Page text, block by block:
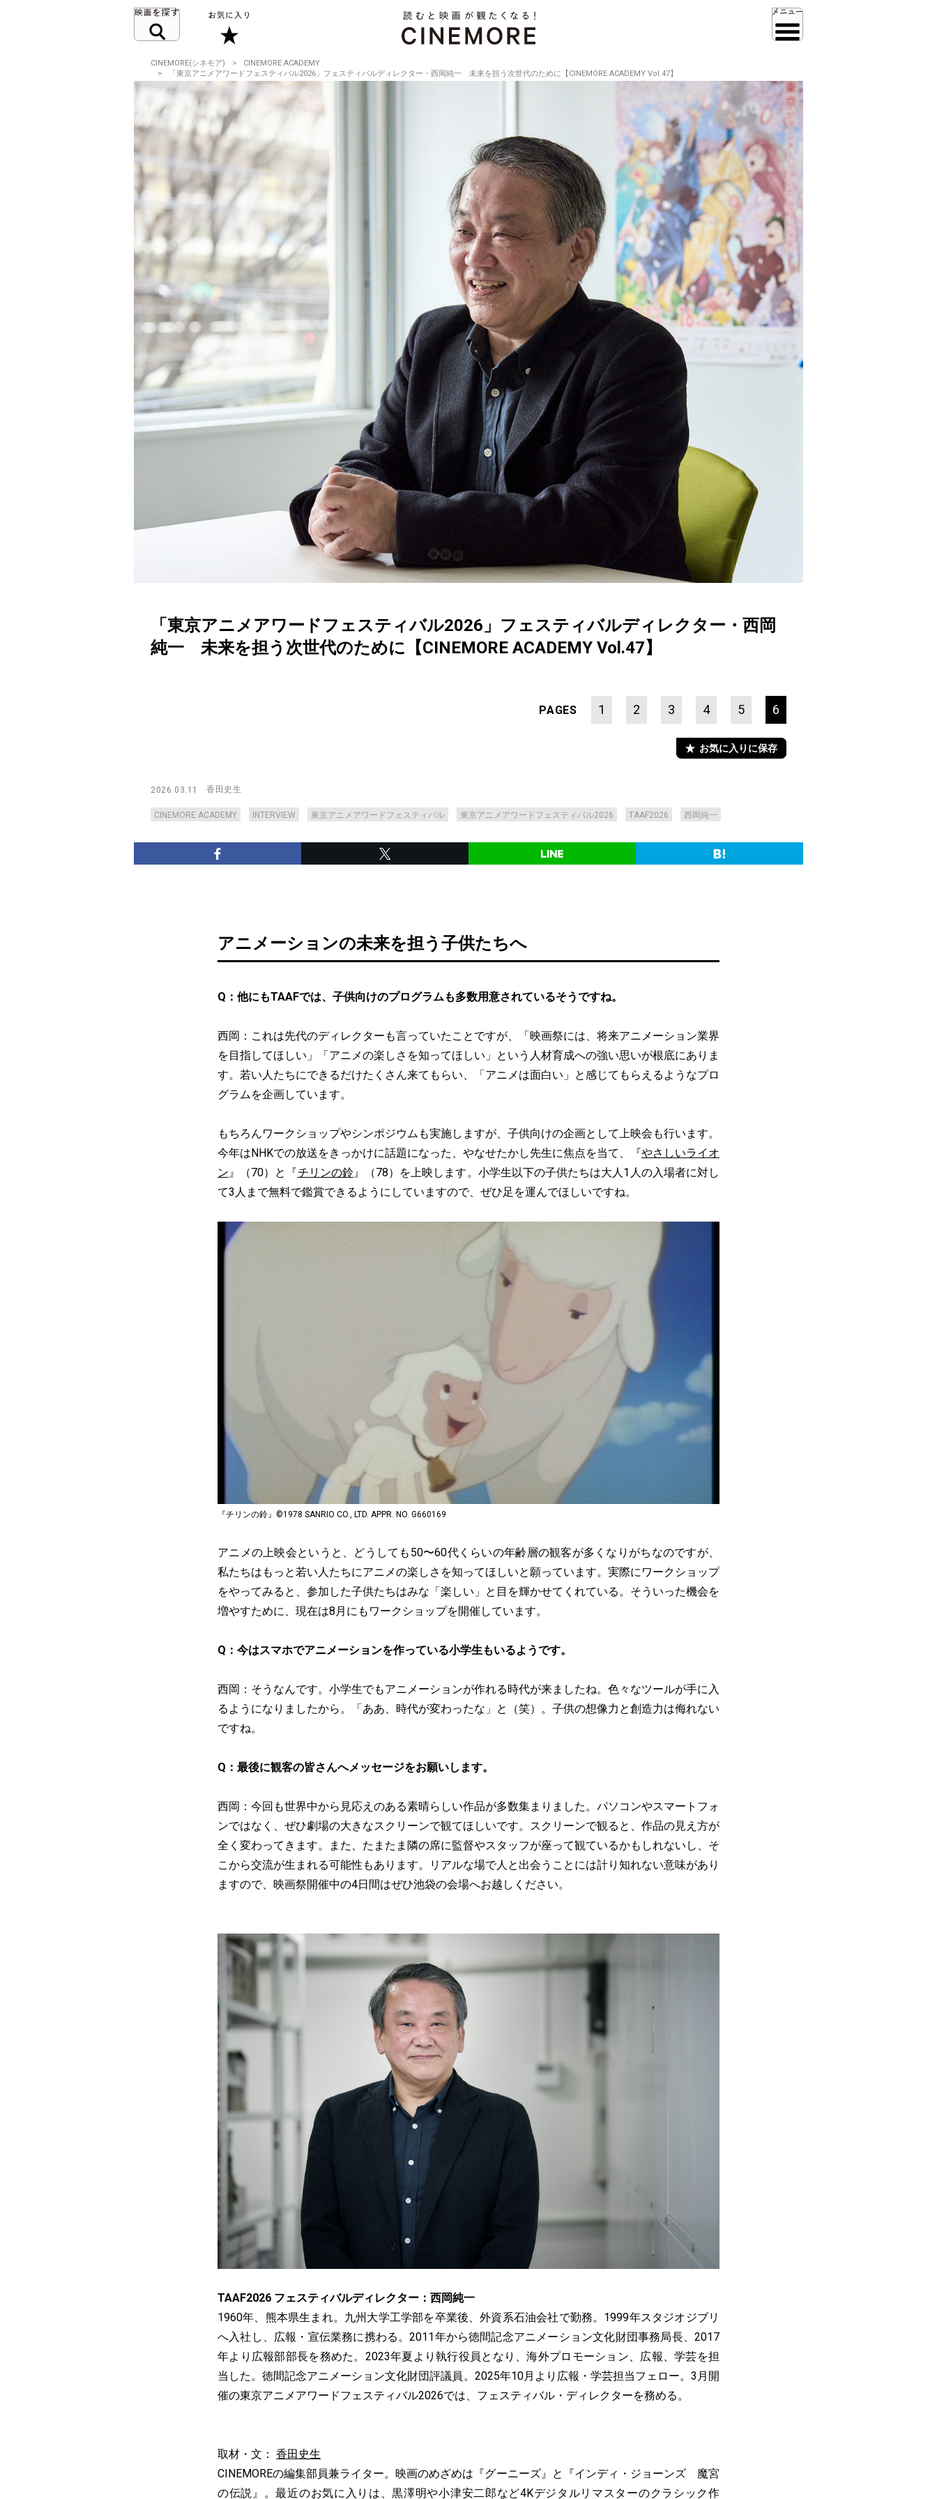
CINEMORE(シネモア)
CINEMORE ACADEMY
「東京アニメアワードフェスティバル2026」フェスティバルディレクター・西岡純一 未来を担う次世代のために【CINEMORE ACADEMY Vol.47】
「東京アニメアワードフェスティバル2026」フェスティバルディレクター・西岡
純一 未来を担う次世代のために【CINEMORE ACADEMY Vol.47】
PAGES 1 2 3 4 5 6
お気に入りに保存
2026.03.11 香田史生
CINEMORE ACADEMY INTERVIEW 東京アニメアワードフェスティバル 東京アニメアワードフェスティバル2026 TAAF2026 西岡純一
アニメーションの未来を担う子供たちへ
Q：他にもTAAFでは、子供向けのプログラムも多数用意されているそうですね。
西岡：これは先代のディレクターも言っていたことですが、「映画祭には、将来アニメーション業界
を目指してほしい」「アニメの楽しさを知ってほしい」という人材育成への強い思いが根底にありま
す。若い人たちにできるだけたくさん来てもらい、「アニメは面白い」と感じてもらえるようなプロ
グラムを企画しています。
もちろんワークショップやシンポジウムも実施しますが、子供向けの企画として上映会も行います。
今年はNHKでの放送をきっかけに話題になった、やなせたかし先生に焦点を当て、『やさしいライオ
ン』（70）と『チリンの鈴』（78）を上映します。小学生以下の子供たちは大人1人の入場者に対し
て3人まで無料で鑑賞できるようにしていますので、ぜひ足を運んでほしいですね。
『チリンの鈴』©︎1978 SANRIO CO., LTD. APPR. NO. G660169
アニメの上映会というと、どうしても50〜60代くらいの年齢層の観客が多くなりがちなのですが、
私たちはもっと若い人たちにアニメの楽しさを知ってほしいと願っています。実際にワークショップ
をやってみると、参加した子供たちはみな「楽しい」と目を輝かせてくれている。そういった機会を
増やすために、現在は8月にもワークショップを開催しています。
Q：今はスマホでアニメーションを作っている小学生もいるようです。
西岡：そうなんです。小学生でもアニメーションが作れる時代が来ましたね。色々なツールが手に入
るようになりましたから。「ああ、時代が変わったな」と（笑）。子供の想像力と創造力は侮れない
ですね。
Q：最後に観客の皆さんへメッセージをお願いします。
西岡：今回も世界中から見応えのある素晴らしい作品が多数集まりました。パソコンやスマートフォ
ンではなく、ぜひ劇場の大きなスクリーンで観てほしいです。スクリーンで観ると、作品の見え方が
全く変わってきます。また、たまたま隣の席に監督やスタッフが座って観ているかもしれないし、そ
こから交流が生まれる可能性もあります。リアルな場で人と出会うことには計り知れない意味があり
ますので、映画祭開催中の4日間はぜひ池袋の会場へお越しください。
TAAF2026 フェスティバルディレクター：西岡純一
1960年、熊本県生まれ。九州大学工学部を卒業後、外資系石油会社で勤務。1999年スタジオジブリ
へ入社し、広報・宣伝業務に携わる。2011年から徳間記念アニメーション文化財団事務局長、2017
年より広報部部長を務めた。2023年夏より執行役員となり、海外プロモーション、広報、学芸を担
当した。徳間記念アニメーション文化財団評議員。2025年10月より広報・学芸担当フェロー。3月開
催の東京アニメアワードフェスティバル2026では、フェスティバル・ディレクターを務める。
取材・文： 香田史生
CINEMOREの編集部員兼ライター。映画のめざめは『グーニーズ』と『インディ・ジョーンズ 魔宮
の伝説』。最近のお気に入りは、黒澤明や小津安二郎など4Kデジタルリマスターのクラシック作